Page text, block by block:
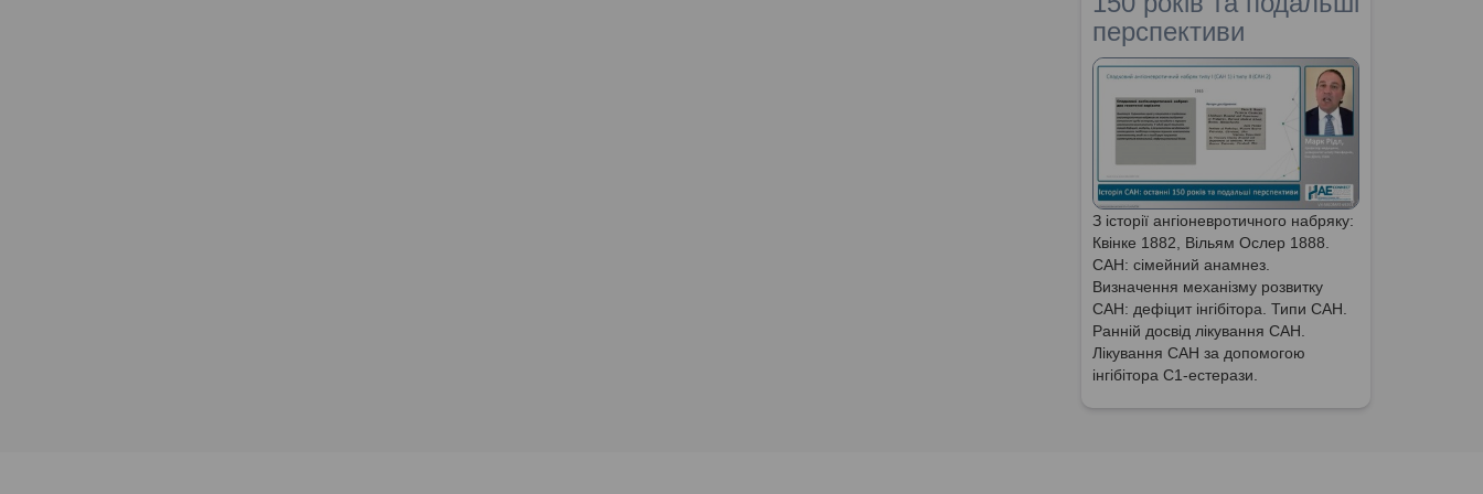
перспективи
З історії ангіоневротичного набряку:
Квінке 1882, Вільям Ослер 1888.
САН: сімейний анамнез.
Визначення механізму розвитку
САН: дефіцит інгібітора. Типи САН.
Ранній досвід лікування САН.
Лікування САН за допомогою
інгібітора С1-естерази.